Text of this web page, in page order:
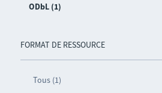
ODbL (1)
FORMAT DE RESSOURCE
Tous (1)